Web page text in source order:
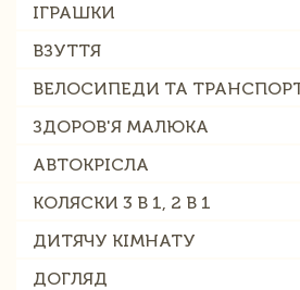
ІГРАШКИ
ВЗУТТЯ
ВЕЛОСИПЕДИ ТА
ЗДОРОВ'Я МАЛЮКА
АВТОКРІСЛА
КОЛЯСКИ 3 В 1, 2 В 1
ДИТЯЧУ КІМНАТУ
ДОГЛЯД